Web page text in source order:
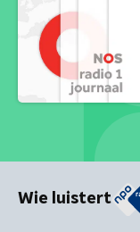
Wie luistert